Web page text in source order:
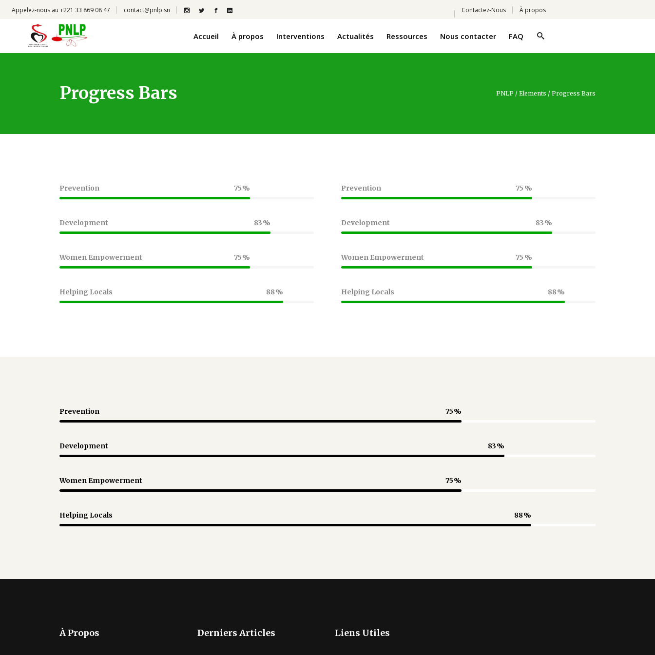
Appelez-nous au +221 33 869 08 47 contact@pnlp.sn Contactez-Nous À propos
Accueil À propos Interventions Actualités Ressources Nous contacter FAQ
Progress Bars PNLP / Elements / Progress Bars
Prevention 75
Development 83
Women Empowerment 75
Helping Locals 88
Prevention 75
Development 83
Women Empowerment 75
Helping Locals 88
Prevention 75
Development 83
Women Empowerment 75
Helping Locals 88
À Propos Derniers Articles Liens Utiles